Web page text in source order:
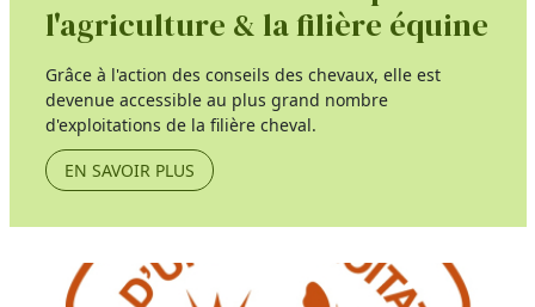
l'agriculture & la filière équine
Grâce à l'action des conseils des chevaux, elle est
devenue accessible au plus grand nombre
d'exploitations de la filière cheval.
EN SAVOIR PLUS